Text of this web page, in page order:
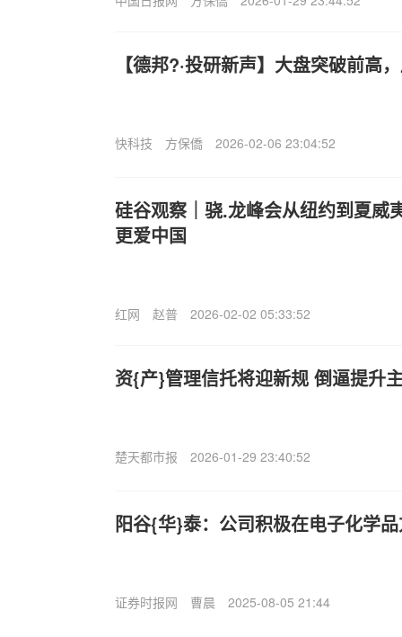
【德邦?·投研新声】大盘突破前高
快科技 方保僑 2026-02-06 23:04:52
硅谷观察｜骁.龙峰会从纽约到夏威
更爱中国
红网 赵普 2026-02-02 05:33:52
资{产}管理信托将迎新规 倒逼提升
楚天都市报 2026-01-29 23:40:52
阳谷{华}泰：公司积极在电子化学
证券时报网 曹晨 2025-08-05 21:44